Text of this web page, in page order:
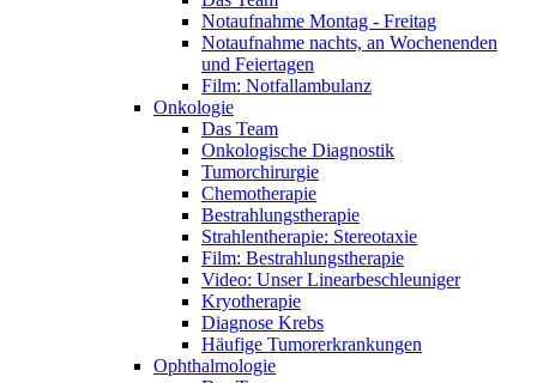
Notaufnahme Montag - Freitag
Notaufnahme nachts, an Wochenenden
und Feiertagen
Film: Notfallambulanz
Onkologie
Das Team
Onkologische Diagnostik
Tumorchirurgie
Chemotherapie
Bestrahlungstherapie
Strahlentherapie: Stereotaxie
Film: Bestrahlungstherapie
Video: Unser Linearbeschleuniger
Kryotherapie
Diagnose Krebs
Häufige Tumorerkrankungen
Ophthalmologie